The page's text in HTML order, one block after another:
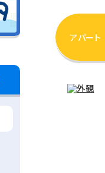
アパート